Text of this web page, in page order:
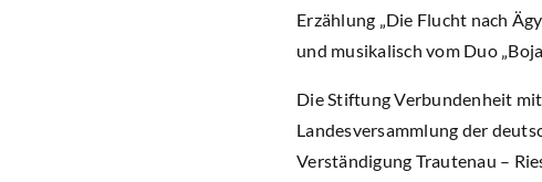
Erzählung „Die Flucht nach
und musikalisch vom Duo
Die Stiftung Verbundenheit
Landesversammlung der
Verständigung Trautenau –